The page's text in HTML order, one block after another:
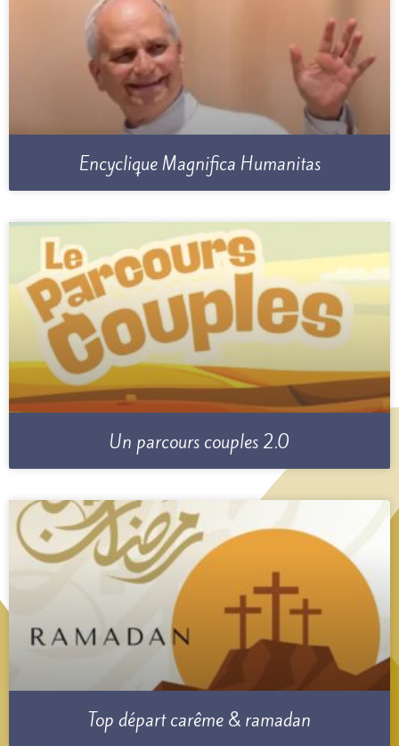
Encyclique Magnifica Humanitas
Un parcours couples 2.0
Top départ carême & ramadan